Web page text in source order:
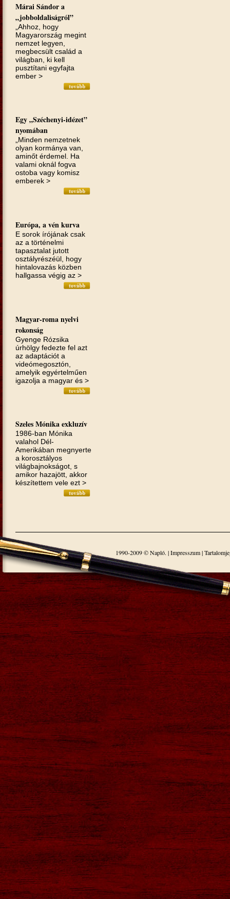
Márai Sándor a
„jobboldaliságról”
„Ahhoz, hogy
Magyarország megint
nemzet legyen,
megbecsült család a
világban, ki kell
pusztítani egyfajta
ember >
Egy „Széchenyi-idézet”
nyomában
„Minden nemzetnek
olyan kormánya van,
aminőt érdemel. Ha
valami oknál fogva
ostoba vagy komisz
emberek >
Európa, a vén kurva
E sorok írójának csak
az a törté­nelmi
tapasztalat jutott
osztályrészéül, hogy
hintalovazás közben
hallgassa végig az >
Magyar-roma nyelvi
rokonság
Gyenge Rózsika
úrhölgy fedezte fel azt
az adaptációt a
videómegosztón,
amelyik egyértelműen
igazolja a magyar és >
Szeles Mónika exkluzív
1986-ban Mónika
valahol Dél-
Amerikában megnyerte
a korosztályos
világbajnokságot, s
amikor hazajött, akkor
készítettem vele ezt >
1990-2009 © Napló. |Impresszum|